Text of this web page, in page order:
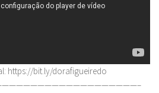
https://bit.ly/dorafigueiredo